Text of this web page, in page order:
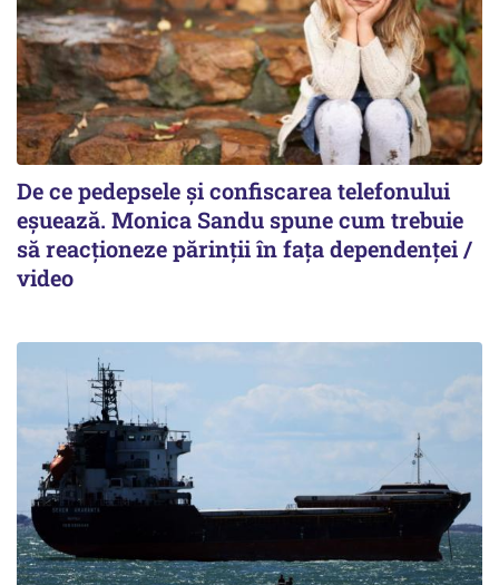
De ce pedepsele și confiscarea telefonului
eșuează. Monica Sandu spune cum trebuie
să reacționeze părinții în fața dependenței /
video